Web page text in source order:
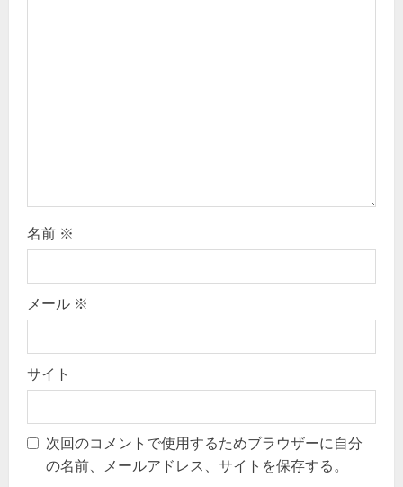
名前 ※
メール ※
サイト
次回のコメントで使用するためブラウザーに自分
の名前、メールアドレス、サイトを保存する。